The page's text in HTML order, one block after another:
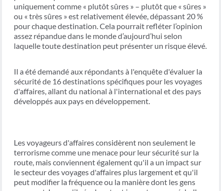
uniquement comme « plutôt sûres » – plutôt que « sûres »
ou « très sûres » est relativement élevée, dépassant 20 %
pour chaque destination. Cela pourrait refléter l’opinion
assez répandue dans le monde d’aujourd’hui selon
laquelle toute destination peut présenter un risque élevé.
Il a été demandé aux répondants à l'enquête d'évaluer la
sécurité de 16 destinations spécifiques pour les voyages
d'affaires, allant du national à l'international et des pays
développés aux pays en développement.
Les voyageurs d'affaires considèrent non seulement le
terrorisme comme une menace pour leur sécurité sur la
route, mais conviennent également qu'il a un impact sur
le secteur des voyages d'affaires plus largement et qu'il
peut modifier la fréquence ou la manière dont les gens